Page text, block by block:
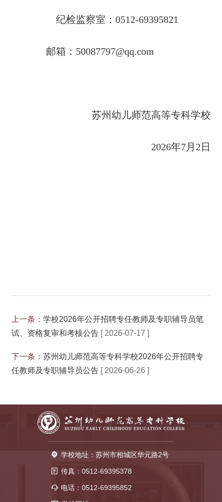
纪检监察室： 0512-69395821
邮箱： 50087797@qq.com
苏州幼儿师范高等专科学校
2026年7月 2 日
上一条： 学校2026年公开招聘专任教师及专职辅导员笔
试、资格复审和考核公告 [ 2026-07-17 ]
下一条： 苏州幼儿师范高等专科学校2026年公开招聘专
任教师及专职辅导员公告 [ 2026-06-26 ]
学校地址：苏州市相城区华元路2号
传真：0512-69395378
电话：0512-69395852